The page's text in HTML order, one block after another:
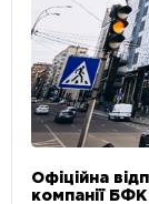
Офіційна
компанії